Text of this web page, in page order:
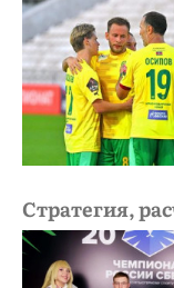
Стратегия,